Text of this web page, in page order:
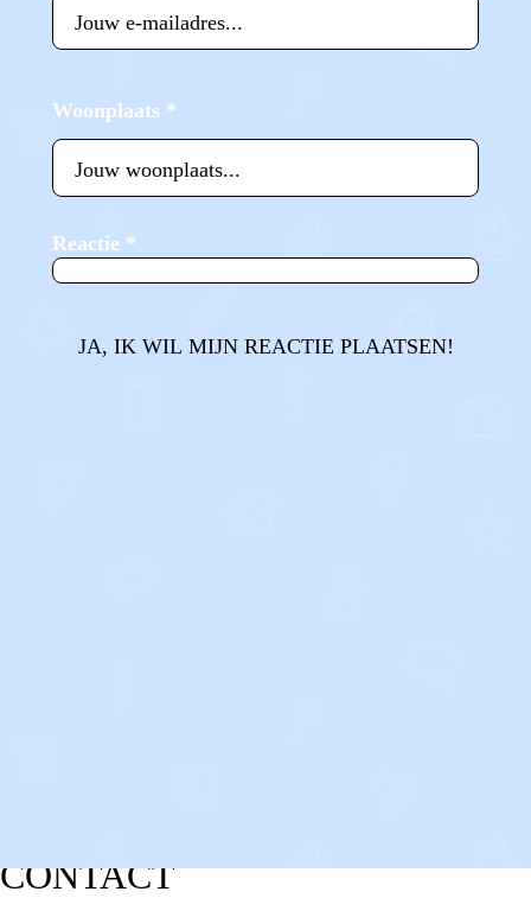
Woonplaats *
Reactie *
JA, IK WIL MIJN REACTIE PLAATSEN!
CONTACT